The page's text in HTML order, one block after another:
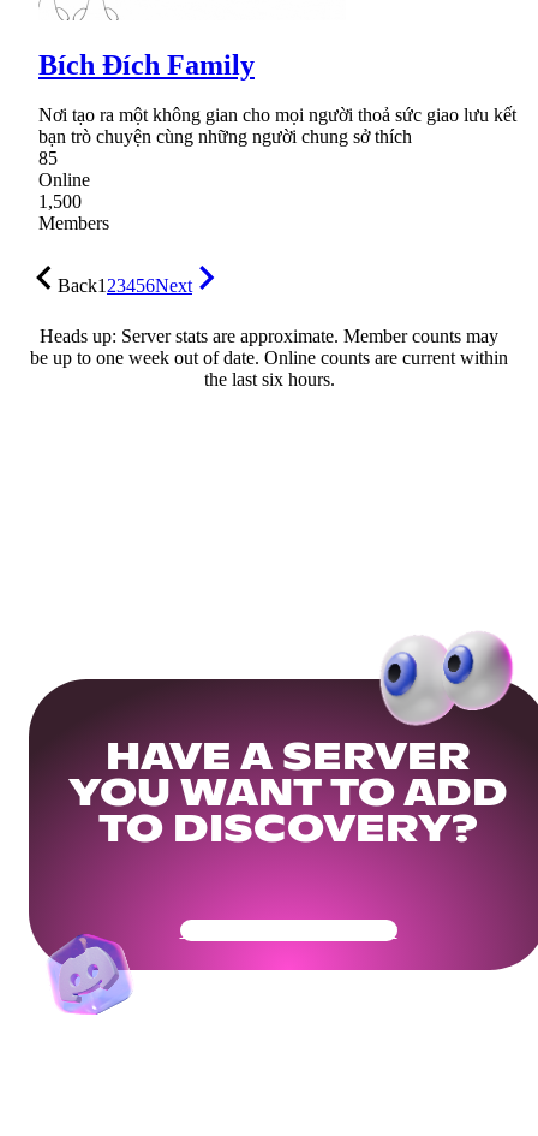
Bích Đích Family
Nơi tạo ra một không gian cho mọi người thoả sức giao lưu kết
bạn trò chuyện cùng những người chung sở thích
85
Online
1,500
Members
Back123456Next
Heads up: Server stats are approximate. Member counts may
be up to one week out of date. Online counts are current within
the last six hours.
HAVE A SERVER
YOU WANT TO ADD
TO DISCOVERY?
Get Your Community Ready